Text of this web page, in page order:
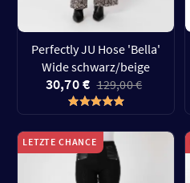
Perfectly JU Hose 'Bella'
Wide schwarz/beige
30,70 € 129,00 €
LETZTE CHANCE